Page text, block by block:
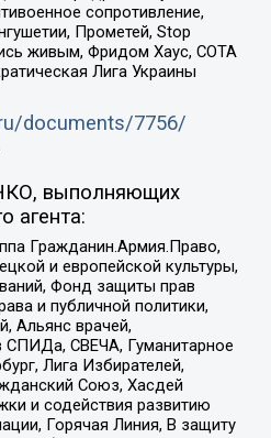
сопротивление,
Прометей, Stop
живым, Фридом Хаус, СОТА
Лига Украины
documents/7756/
выполняющих
агента:
Гражданин.Армия.Право,
и европейской культуры,
Фонд защиты прав
и публичной политики,
Альянс врачей,
СВЕЧА, Гуманитарное
Лига Избирателей,
Союз, Хасдей
и содействия развитию
Горячая Линия, В защиту